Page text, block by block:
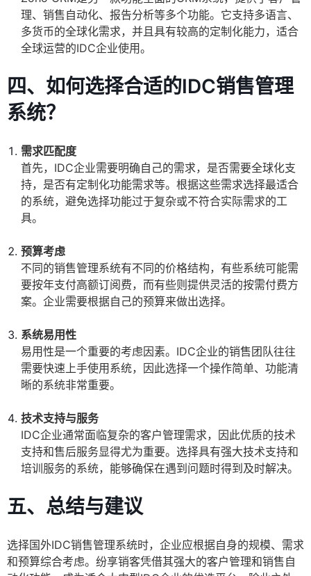
理、销售自动化、报告分析等多个功能。它支持多语言、
多货币的全球化需求，并且具有较高的定制化能力，适合
全球运营的IDC企业使用。
四、如何选择合适的IDC销售管理
系统？
需求匹配度
首先，IDC企业需要明确自己的需求，是否需要全球化支
持，是否有定制化功能需求等。根据这些需求选择最适合
的系统，避免选择功能过于复杂或不符合实际需求的工
具。
预算考虑
不同的销售管理系统有不同的价格结构，有些系统可能需
要按年支付高额订阅费，而有些则提供灵活的按需付费方
案。企业需要根据自己的预算来做出选择。
系统易用性
易用性是一个重要的考虑因素。IDC企业的销售团队往往
需要快速上手使用系统，因此选择一个操作简单、功能清
晰的系统非常重要。
技术支持与服务
IDC企业通常面临复杂的客户管理需求，因此优质的技术
支持和售后服务显得尤为重要。选择具有强大技术支持和
培训服务的系统，能够确保在遇到问题时得到及时解决。
五、总结与建议
选择国外IDC销售管理系统时，企业应根据自身的规模、需求
和预算综合考虑。纷享销客凭借其强大的客户管理和销售自